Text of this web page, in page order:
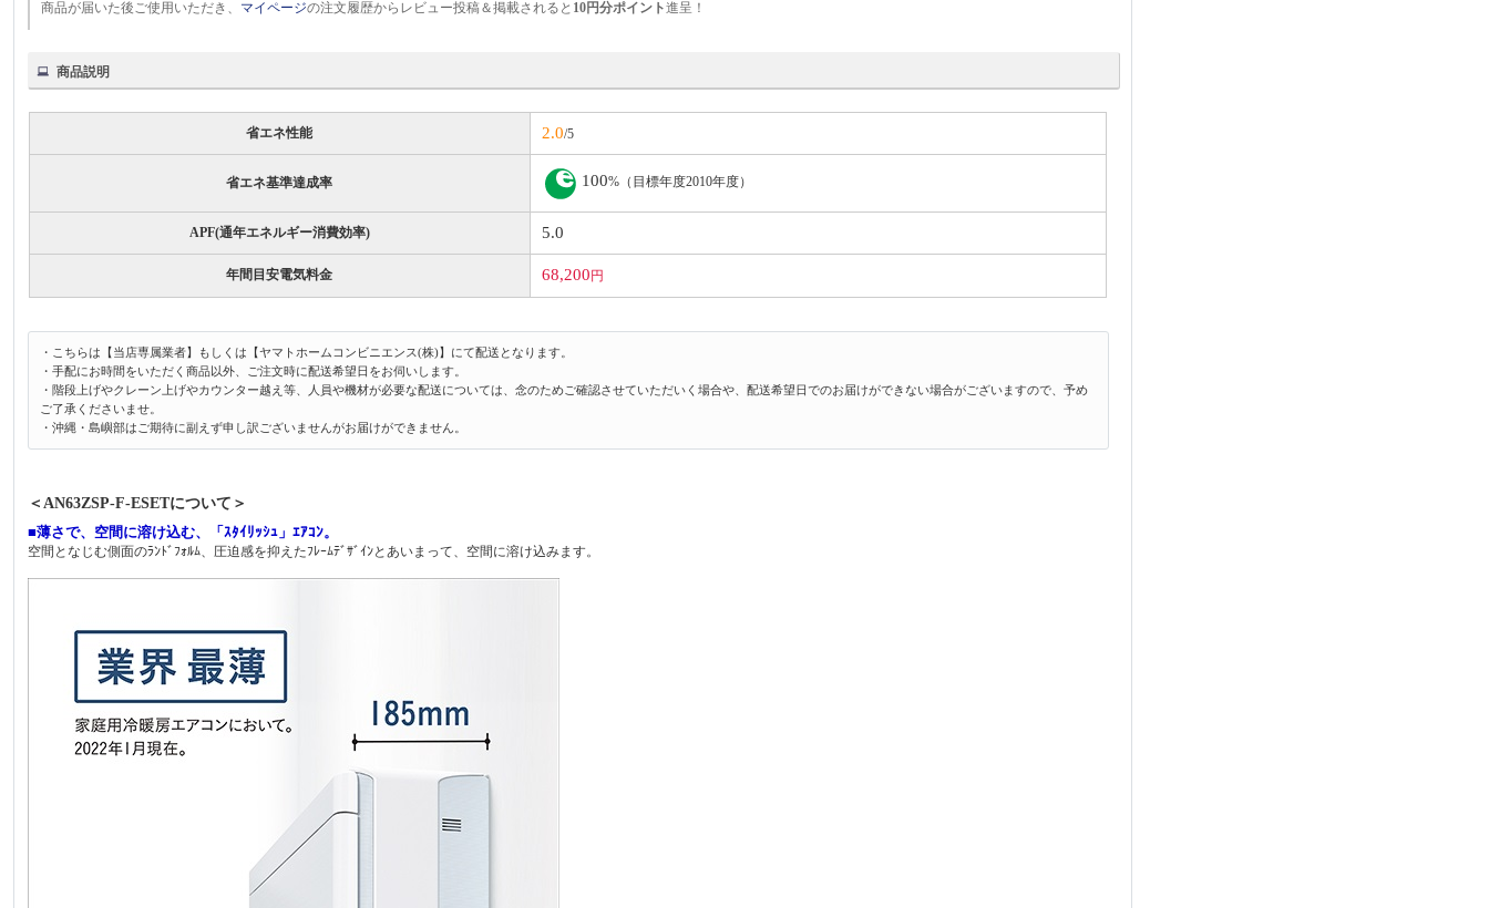
商品が届いた後ご使用いただき、 マイページの注文履歴からレビュー投稿＆掲載されると 10円分ポイント進呈！
商品説明
省エネ性能 2.0/5
省エネ基準達成率 100%（目標年度2010年度）
APF(通年エネルギー消費効率) 5.0
年間目安電気料金 68,200 円
・こちらは【当店専属業者】もしくは【ヤマトホームコンビニエンス(株)】にて配送となります。
・手配にお時間をいただく商品以外、ご注文時に配送希望日をお伺いします。
・階段上げやクレーン上げやカウンター越え等、人員や機材が必要な配送については、念のためご確認させていただいく場合や、配送希望日でのお届けができない場合がございますので、予め
ご了承くださいませ。
・沖縄・島嶼部はご期待に副えず申し訳ございませんがお届けができません。
＜AN63ZSP-F-ESETについて＞
■薄さで、空間に溶け込む、「ｽﾀｲﾘｯｼｭ」ｴｱｺﾝ。
空間となじむ側面のﾗﾝﾄﾞﾌｫﾙﾑ、圧迫感を抑えたﾌﾚｰﾑﾃﾞｻﾞｲﾝとあいまって、空間に溶け込みます。